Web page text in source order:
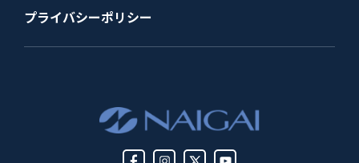
プライバシーポリシー